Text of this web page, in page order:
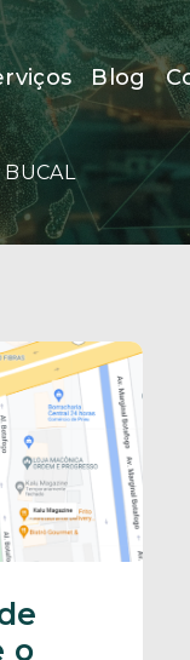
Blog
BUCAL
o